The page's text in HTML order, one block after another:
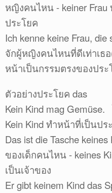
หญิงคนไหน - keiner
ประโยค
Ich kenne keine Frau,
จักผู้หญิงคนไหนที่ดีเท่าเธ
หน้าเป็นกรรมตรงของประ
ตัวอย่างประโยค das
Kein Kind mag
Kein Kind ทำหน้าที่เป็นป
Das ist die Tasche
ของเด็กคนไหน - keines
เป็นเจ้าของ
Er gibt keinem Kind das